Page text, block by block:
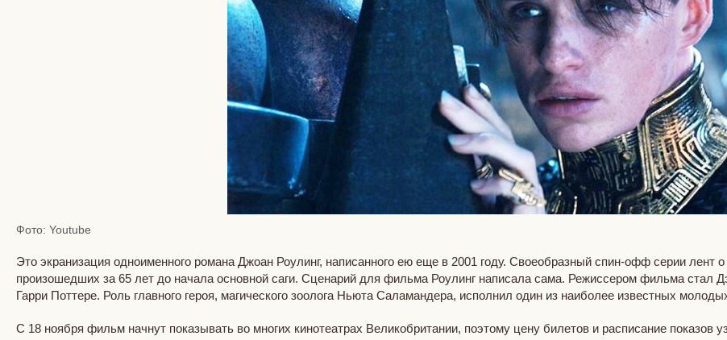
Фото: Youtube
Это экранизация одноименного романа Джоан Роулинг, написанного ею еще в 2001 году. Своеобразный спин-офф серии лент
произошедших за 65 лет до начала основной саги. Сценарий для фильма Роулинг написала сама. Режиссером фильма
Гарри Поттере. Роль главного героя, магического зоолога Ньюта Саламандера, исполнил один из наиболее известных
С 18 ноября фильм начнут показывать во многих кинотеатрах Великобритании, поэтому цену билетов и расписание показов